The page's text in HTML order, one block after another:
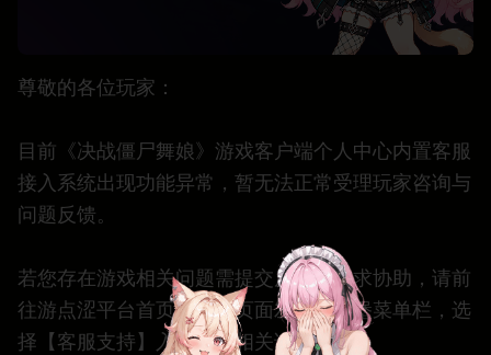
尊敬的各位玩家：
目前《决战僵尸舞娘》游戏客户端个人中心内置客服
接入系统出现功能异常，暂无法正常受理玩家咨询与
问题反馈。
若您存在游戏相关问题需提交反馈、寻求协助，请前
往游点涩平台首页，点击页面左上角汉堡菜单栏，选
择【客服支持】入口提交相关诉求。